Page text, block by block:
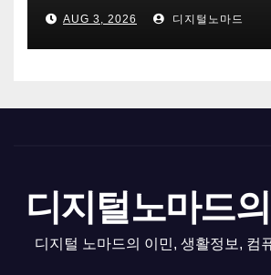
AUG 3, 2026 디지털노마드
디지털노마드
디지털 노마드의 이민, 생활정보, 컴